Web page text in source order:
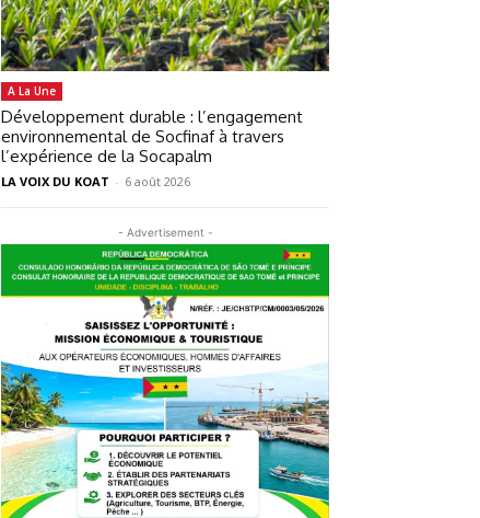
A La Une
Développement durable : l’engagement
environnemental de Socfinaf à travers
l’expérience de la Socapalm
LA VOIX DU KOAT - 6 août 2026
- Advertisement -